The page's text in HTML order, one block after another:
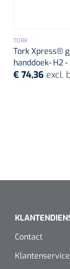
TORK
Tork Xpress®
handdoek- H2
€ 74,36 excl.
Contact
Klantenservice